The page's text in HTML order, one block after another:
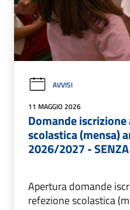
AVVISI
11 MAGGIO 2026
Domande
scolastica (mensa)
2026/2027 - SENZA
Apertura domande
refezione scolastica